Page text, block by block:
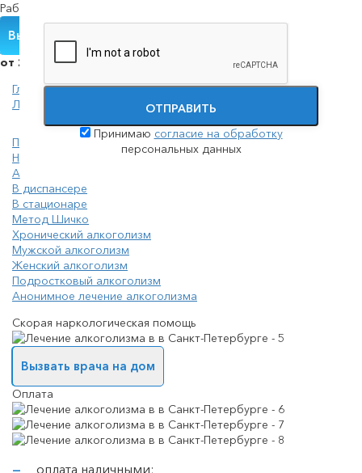
Работаем
Вызвать нарколога
от 2000 руб./сутки
Главная
Лечение алкоголизма
Принудительное лечение алкоголизма (интервенция)
На дому
Амбулоторно
В диспансере
В стационаре
Метод Шичко
Хронический алкоголизм
Мужской алкоголизм
Женский алкоголизм
Подростковый алкоголизм
Анонимное лечение алкоголизма
Скорая наркологическая помощь
Вызвать врача на дом
Оплата
оплата наличными;
ОТПРАВИТЬ
Принимаю согласие на обработку
персональных данных